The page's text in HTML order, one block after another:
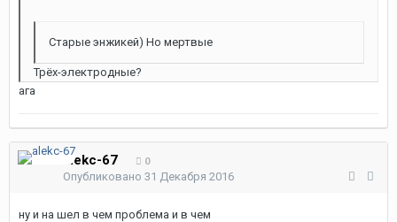
Старые энжикей) Но мертвые
Трёх-электродные?
ага
alekc-67 0
Опубликовано 31 Декабря 2016
ну и на шел в чем проблема и в чем